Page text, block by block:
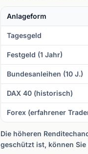
Anlageform
Tagesgeld
Festgeld (1 Jahr)
Bundesanleihen (10 J.)
DAX 40 (historisch)
Forex (erfahrener
Die höheren
geschützt ist, können